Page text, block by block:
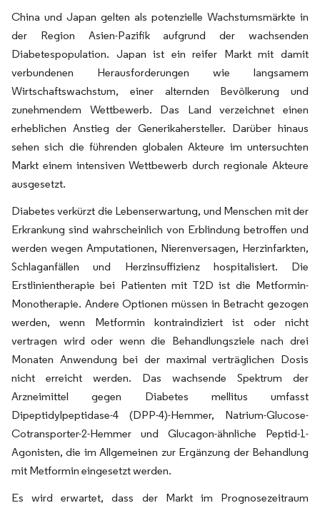
China und Japan gelten als potenzielle Wachstumsmärkte in
der Region Asien-Pazifik aufgrund der wachsenden
Diabetespopulation. Japan ist ein reifer Markt mit damit
verbundenen Herausforderungen wie langsamem
Wirtschaftswachstum, einer alternden Bevölkerung und
zunehmendem Wettbewerb. Das Land verzeichnet einen
erheblichen Anstieg der Generikahersteller. Darüber hinaus
sehen sich die führenden globalen Akteure im untersuchten
Markt einem intensiven Wettbewerb durch regionale Akteure
ausgesetzt.
Diabetes verkürzt die Lebenserwartung, und Menschen mit der
Erkrankung sind wahrscheinlich von Erblindung betroffen und
werden wegen Amputationen, Nierenversagen, Herzinfarkten,
Schlaganfällen und Herzinsuffizienz hospitalisiert. Die
Erstlinientherapie bei Patienten mit T2D ist die Metformin-
Monotherapie. Andere Optionen müssen in Betracht gezogen
werden, wenn Metformin kontraindiziert ist oder nicht
vertragen wird oder wenn die Behandlungsziele nach drei
Monaten Anwendung bei der maximal verträglichen Dosis
nicht erreicht werden. Das wachsende Spektrum der
Arzneimittel gegen Diabetes mellitus umfasst
Dipeptidylpeptidase-4 (DPP-4)-Hemmer, Natrium-Glucose-
Cotransporter-2-Hemmer und Glucagon-ähnliche Peptid-1-
Agonisten, die im Allgemeinen zur Ergänzung der Behandlung
mit Metformin eingesetzt werden.
Es wird erwartet, dass der Markt im Prognosezeitraum